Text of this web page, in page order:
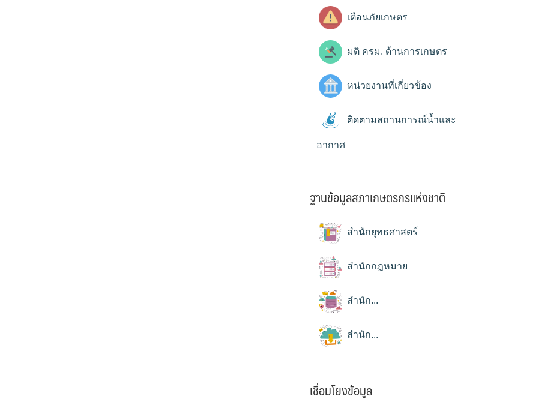
เตือนภัยเกษตร
มติ ครม. ด้านการเกษตร
หน่วยงานที่เกี่ยวข้อง
ติดตามสถานการณ์น้ำและ
อากาศ
ฐานข้อมูลสภาเกษตรกรแห่งชาติ
สำนักยุทธศาสตร์
สำนักกฎหมาย
สำนัก...
สำนัก...
เชื่อมโยงข้อมูล